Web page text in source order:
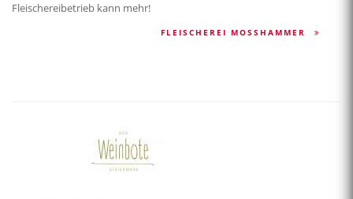
Fleischereibetrieb kann mehr!
FLEISCHEREI MOSSHAMMER